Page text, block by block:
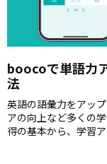
boocoで単語力
法
英語の語彙力をアッ
アの向上など多くの
得の基本から、学習
した学習方法までを